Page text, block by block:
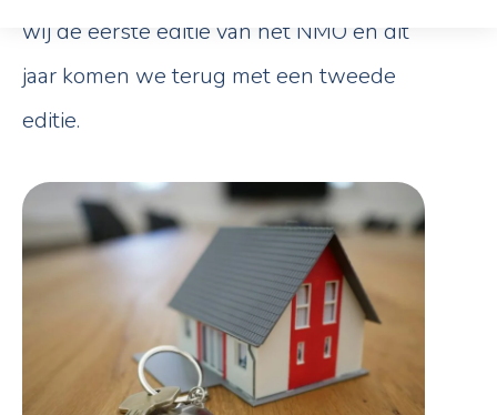
wij de eerste editie van het NMO en dit
jaar komen we terug met een tweede
editie.